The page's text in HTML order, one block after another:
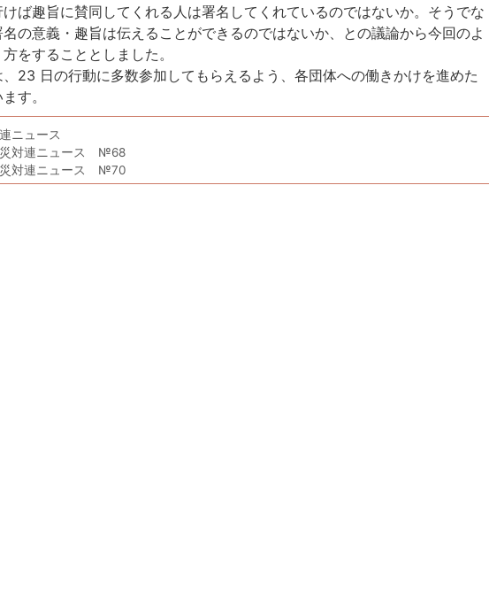
けば趣旨に賛同してくれる人は署名してくれているのではないか。そうでな
名の意義・趣旨は伝えることができるのではないか、との議論から今回のよ
をすることとしました。
23 日の行動に多数参加してもらえるよう、各団体への働きかけを進めた
す。
ニュース
対連ニュース №68
対連ニュース №70